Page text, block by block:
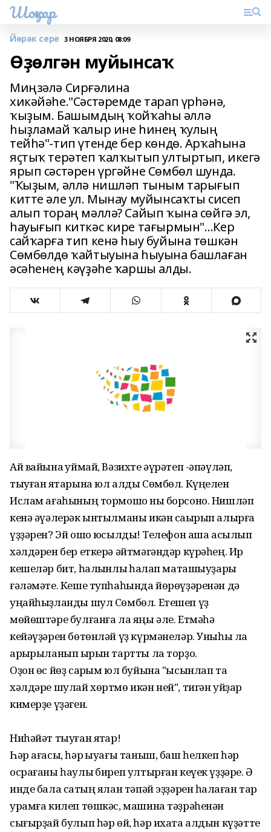
Шоңҡар
Йөрәк сере 3 НОЯБРЯ 2020, 08:09
Өҙөлгән муйынсаҡ
Миңзәлә Сирғәлина
хикәйәһе."Сәстәремде тарап үрһәнә,
ҡыҙым. Башымдың ҡойҡаһы әллә
һыҙламай ҡалыр ине һинең ҡулың
тейһә"-тип үтенде бер көндө. Арҡаһына
яҫтыҡ терәтеп ҡалҡытып ултыртып, икегә
ярып сәстәрен үргәйне Сөмбөл шунда.
"Ҡыҙым, әллә нишләп тыным тарығып
китте әле ул. Мынау муйынсаҡты сисеп
алып тораң мәллә? Сайып ҡына сөйгә эл,
һауығып киткәс кире тағырмын"…Кер
сайҡарға тип кенә һыу буйына төшкән
Сөмбөлдө ҡайтыуына һыуына башлаған
әсәһенең кәүҙәһе ҡаршы алды.
Ай вайына ҡуймай, Вәзихте әүрәтеп -әпәүләп,
тыуған яҡтарына юл алды Сөмбөл. Күңелен
Ислам ағаһының тормошо ныҡ борсоно. Нишләп
кенә әүәлерәк ынтылманы икән саҡырып алырға
үҙҙәрен? Эй ошо юҡсылдыҡ! Телефон аша асылып
хәлдәрен бер еткерә әйтмәгәндәр күрәһең. Ир
кешеләр бит, һалҡынлыҡ һаҡлап маташыуҙары
ғәләмәте. Кеше тупһаһында йөрөүҙәренән дә
уңайһыҙланды шул Сөмбөл. Етешеп үҙ
мөйөштәре булғанға ла яңы әле. Етмәһә
кейәүҙәрен бөтөнләй үҙ күрмәнеләр. Уныһы ла
арҡырыланып ҡырын тартты ла торҙо.
Оҙон өс йөҙ саҡрым юл буйына "ысынлап та
хәлдәре шулай хөртмө икән ней", тигән уйҙар
кимерҙе үҙәген.
Ниһәйәт тыуған яҡтар!
Һәр ағасы, һәр ҡыуағы таныш, баш һелкеп һәр
осрағаны һаулыҡ биреп ултырған кеүек үҙҙәре. Ә
инде бала саҡтың ялан тәпәй эҙҙәрен һаҡлаған тар
урамға килеп төшкәс, машина тәҙрәһенән
сығырҙай булып һәр өй, һәр ихата алдын күҙәтте